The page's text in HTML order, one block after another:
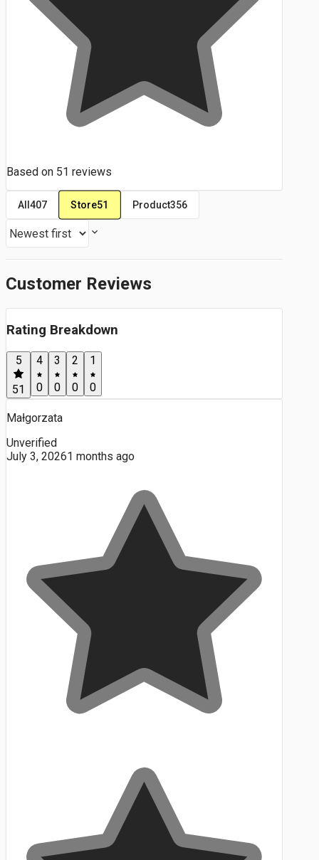
Based on 51 reviews
All 407 Store51 Product356
Customer Reviews
Rating Breakdown
5
51
4
0
3
0
2
0
1
0
Małgorzata
Unverified
July 3, 20261 months ago